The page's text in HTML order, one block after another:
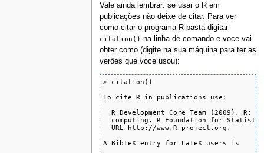
Vale ainda lembrar: se usar o R em
publicações não deixe de citar. Para ver
como citar o programa R basta digitar
citation() na linha de comando e voce vai
obter como (digite na sua máquina para ter as
verões que voce usou):
> citation()
To cite R in publications use:
R Development Core Team (2009). R:
computing. R Foundation for
  URL http://www.R-project.org.
A BibTeX entry for LaTeX users is